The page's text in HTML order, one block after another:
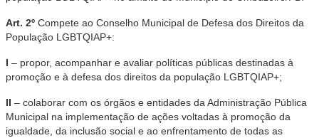
Art. 2º Compete ao Conselho Municipal de Defesa dos Direitos da
População LGBTQIAP+:
I – propor, acompanhar e avaliar políticas públicas destinadas à
promoção e à defesa dos direitos da população LGBTQIAP+;
II – colaborar com os órgãos e entidades da Administração Pública
Municipal na implementação de ações voltadas à promoção da
igualdade, da inclusão social e ao enfrentamento de todas as